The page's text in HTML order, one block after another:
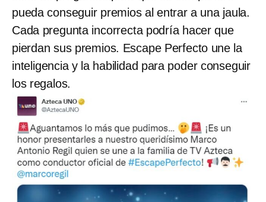
pueda conseguir premios al entrar a una jaula.
Cada pregunta incorrecta podría hacer que
pierdan sus premios. Escape Perfecto une la
inteligencia y la habilidad para poder conseguir
los regalos.